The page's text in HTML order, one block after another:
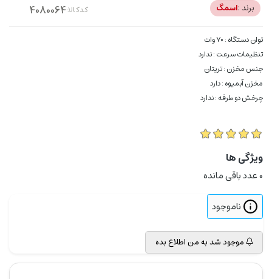
برند :اسمگ کدکالا:
توان دستگاه : 70 وات
تنظیمات سرعت : ندارد
جنس مخزن : تریتان
مخزن آبمیوه : دارد
چرخش دو طرفه : ندارد
ویژگی ها
0عدد باقی مانده
ناموجود
موجود شد به من اطلاع بده